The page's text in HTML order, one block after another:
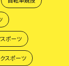
スポーツ
クスポーツ